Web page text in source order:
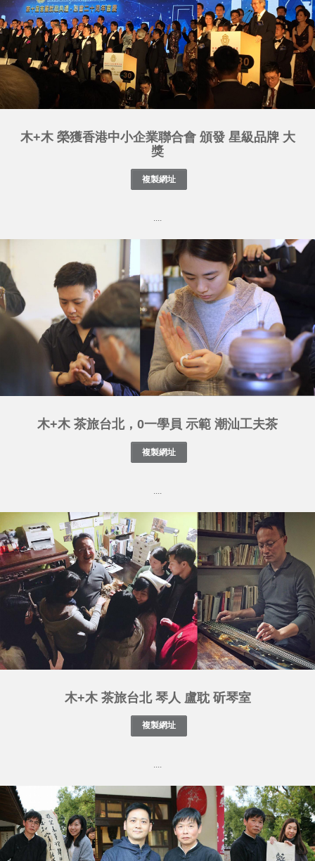
木+木 榮獲香港中小企業聯合會 頒發 星級品牌 大
獎
....
木+木 茶旅台北，0一學員 示範 潮汕工夫茶
....
木+木 茶旅台北 琴人 盧耽 斫琴室